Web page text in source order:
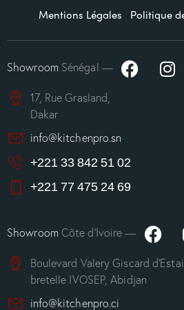
Mentions Légales Politique
ShowroomSénégal —
17, Rue Grasland,
Dakar
info@kitchenpro.sn
+221 33 842 51 02
+221 77 475 24 69
ShowroomCôte d’Ivoire —
Boulevard Valery Giscard
bretelle IVOSEP, Abidjan
info@kitchenpro.ci